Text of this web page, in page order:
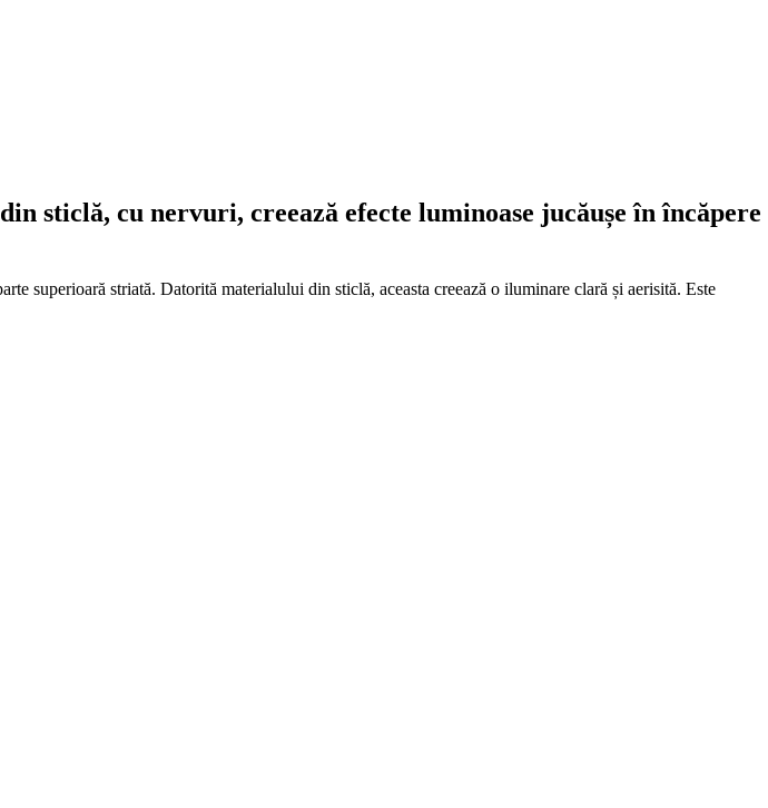
sticlă, cu nervuri, creează efecte luminoase jucăușe în încăpere
superioară striată. Datorită materialului din sticlă, aceasta creează o iluminare clară și aerisită. Este